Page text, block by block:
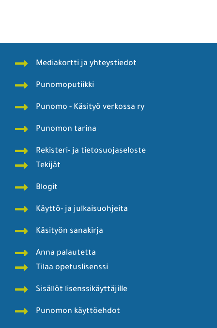
Mediakortti ja yhteystiedot
Punomoputiikki
Punomo - Käsityö verkossa ry
Punomon tarina
Rekisteri- ja tietosuojaseloste
Tekijät
Blogit
Käyttö- ja julkaisuohjeita
Käsityön sanakirja
Anna palautetta
Tilaa opetuslisenssi
Sisällöt lisenssikäyttäjille
Punomon käyttöehdot